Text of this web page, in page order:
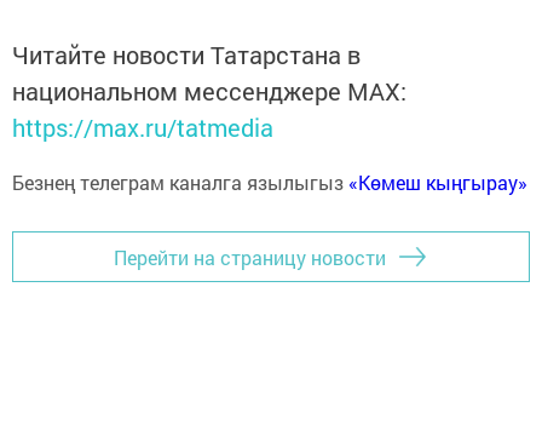
Читайте новости Татарстана в
национальном мессенджере MАХ:
https://max.ru/tatmedia
Безнең телеграм каналга язылыгыз «Көмеш кыңгырау»
Перейти на страницу новости